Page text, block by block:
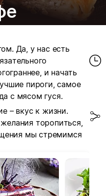
Да, у нас есть
и начать
пироги, самое
с мясом гуся.
– вкус к жизни.
торопиться,
мы стремимся